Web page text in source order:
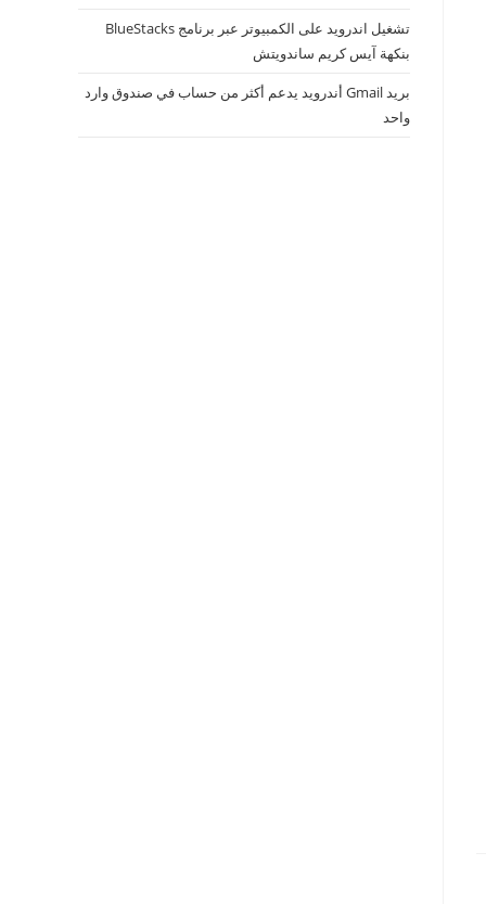
تشغيل اندرويد على الكمبيوتر عبر برنامج BlueStacks
بنكهة آيس كريم ساندويتش
بريد Gmail أندرويد يدعم أكثر من حساب في صندوق وارد
واحد